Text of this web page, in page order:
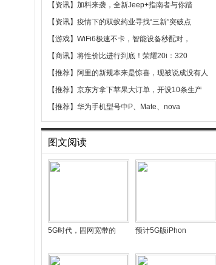
【资讯】 加料来袭，全新Jeep+指南者与你踏
【资讯】 疫情下的双蚁药业寻找“三新”突破点
【游戏】 WiFi6极速不卡，智能设备秒配对，
【商讯】 将性价比进行到底！荣耀20i：320
【推荐】 阿里的新规本来是惊喜，现被说成没有人
【推荐】 京东方拿下苹果大订单，开设10条生产
【推荐】 华为手机型号中P、Mate、nova
图文阅读
5G时代，固网宽带的 预计5G版iPhon